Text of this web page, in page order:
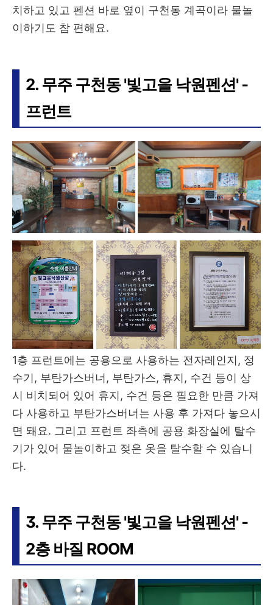
치하고 있고 펜션 바로 옆이 구천동 계곡이라 물놀
이하기도 참 편해요.
2. 무주 구천동 '빛고을 낙원펜션' -
프런트
1층 프런트에는 공용으로 사용하는 전자레인지, 정
수기, 부탄가스버너, 부탄가스, 휴지, 수건 등이 상
시 비치되어 있어 휴지, 수건 등은 필요한 만큼 가져
다 사용하고 부탄가스버너는 사용 후 가져다 놓으시
면 돼요. 그리고 프런트 좌측에 공용 화장실에 탈수
기가 있어 물놀이하고 젖은 옷을 탈수할 수 있습니
다.
3. 무주 구천동 '빛고을 낙원펜션' -
2층 바질 ROOM